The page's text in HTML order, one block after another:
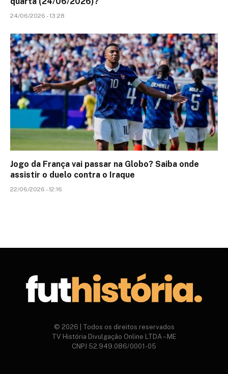
24/06/2026 - 13:28
Jogo da França vai passar na Globo? Saiba onde
assistir o duelo contra o Iraque
22/06/2026 - 12:16
© 2026 | Todos os direitos reservados
TV História Divulgação Online LTDA – ME
CNPJ 52.949.086/0001-05